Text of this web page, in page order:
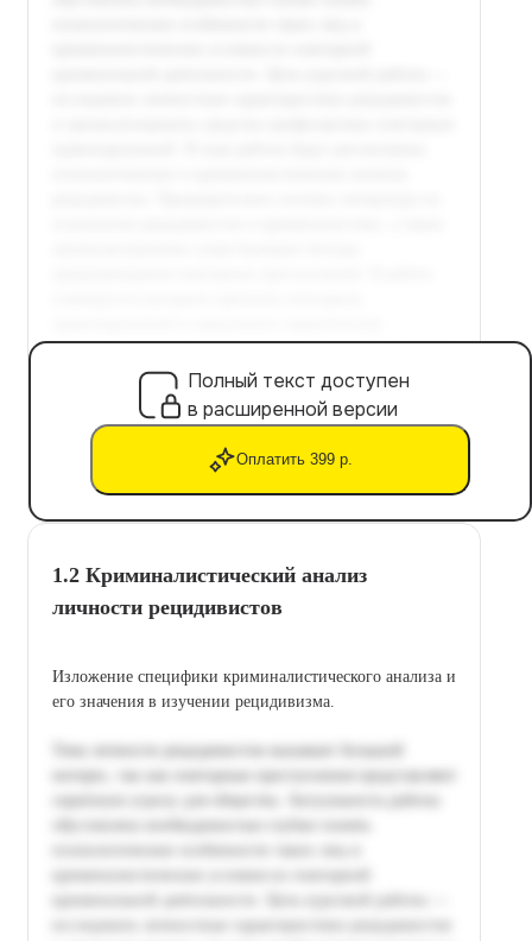
Полный текст доступен
в расширенной версии
Оплатить 399 р.
1.2 Криминалистический анализ
личности рецидивистов
Изложение специфики криминалистического анализа и
его значения в изучении рецидивизма.